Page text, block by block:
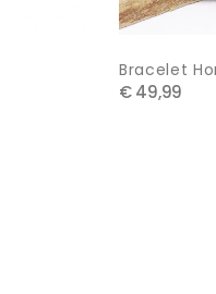
Bracelet
€ 49,99